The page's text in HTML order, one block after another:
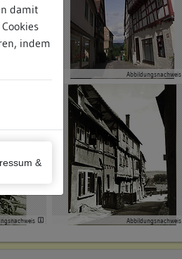
damit
indem
&
Abbildungsnachweis
Abbildungsnachweis